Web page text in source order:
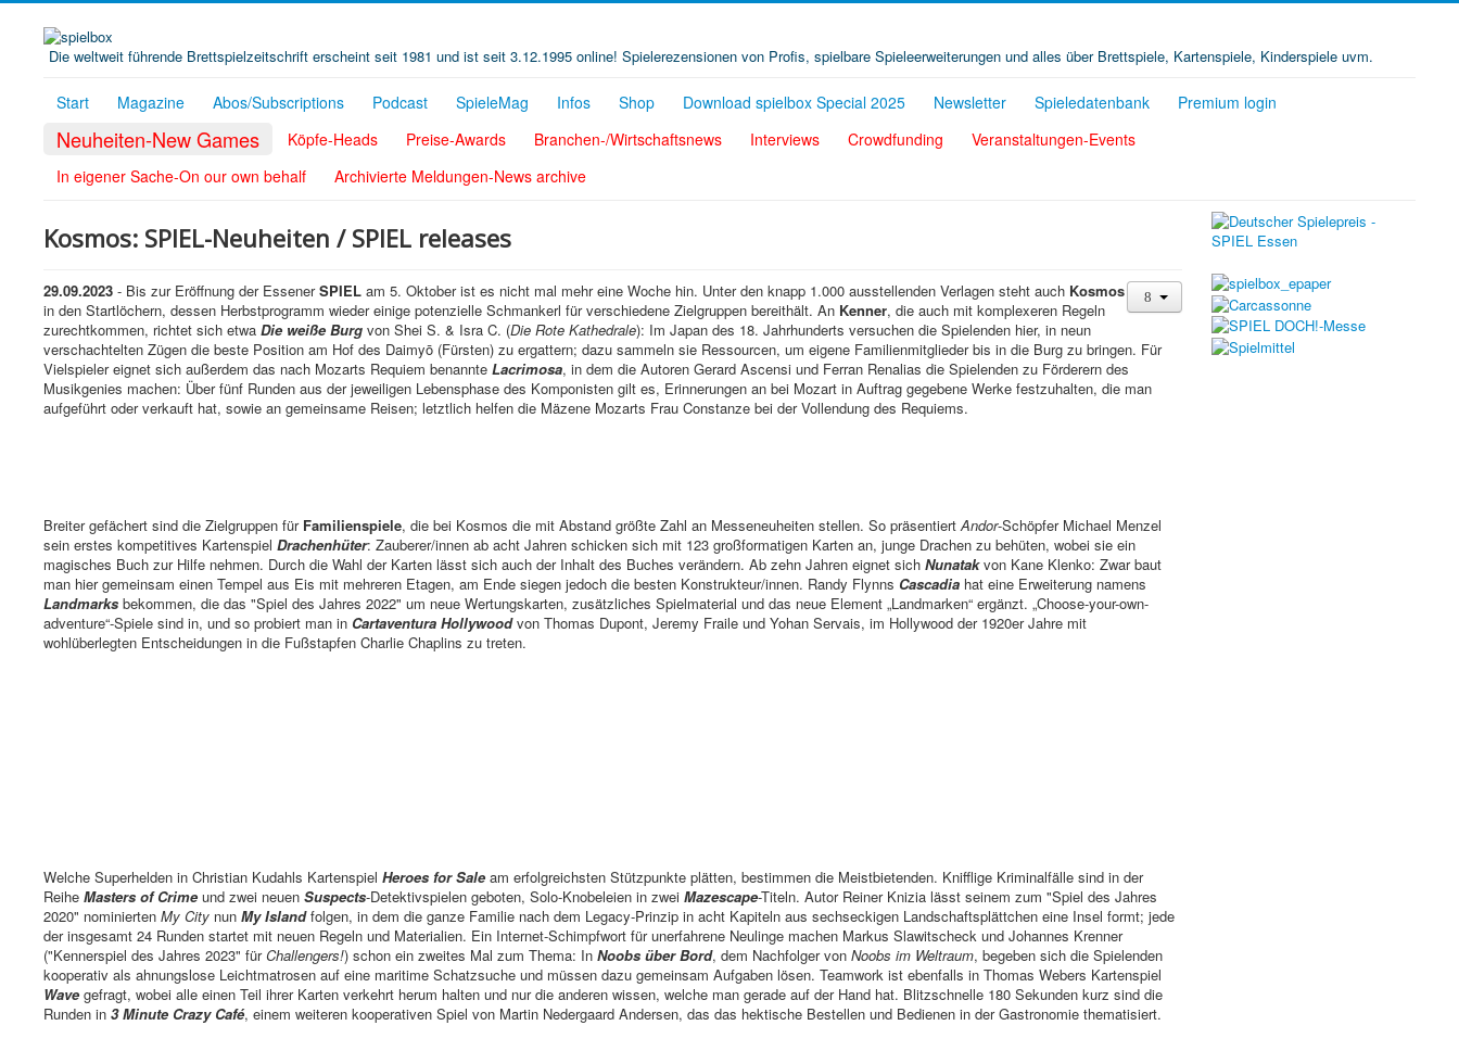
Die weltweit führende Brettspielzeitschrift erscheint seit 1981 und ist seit 3.12.1995 online! Spielerezensionen von Profis, spielbare Spieleerweiterungen und alles über Brettspiele, Kartenspiele, Kinderspiele uvm.
Start Magazine Abos/Subscriptions Podcast SpieleMag Infos Shop Download spielbox Special 2025 Newsletter Spieledatenbank Premium login
Neuheiten-New Games Köpfe-Heads Preise-Awards Branchen-/Wirtschaftsnews Interviews Crowdfunding
Veranstaltungen-Events
In eigener Sache-On our own behalf
Archivierte Meldungen-News archive
Kosmos: SPIEL-Neuheiten / SPIEL releases
29.09.2023 - Bis zur Eröffnung der EssenerSPIEL am 5. Oktober ist es nicht mal mehr eine Woche hin. Unter den knapp 1.000 ausstellenden Verlagen steht auch Kosmos
in den Startlöchern, dessen Herbstprogramm wieder einige potenzielle Schmankerl für verschiedene Zielgruppen bereithält. An Kenner, die auch mit komplexeren Regeln
zurechtkommen, richtet sich etwa Die weiße Burg von Shei S. & Isra C. (Die Rote Kathedrale): Im Japan des 18. Jahrhunderts versuchen die Spielenden hier, in neun
verschachtelten Zügen die beste Position am Hof des Daimyō (Fürsten) zu ergattern; dazu sammeln sie Ressourcen, um eigene Familienmitglieder bis in die Burg zu bringen. Für
Vielspieler eignet sich außerdem das nach Mozarts Requiem benannte Lacrimosa, in dem die Autoren Gerard Ascensi und Ferran Renalias die Spielenden zu Förderern des
Musikgenies machen: Über fünf Runden aus der jeweiligen Lebensphase des Komponisten gilt es, Erinnerungen an bei Mozart in Auftrag gegebene Werke festzuhalten, die man
aufgeführt oder verkauft hat, sowie an gemeinsame Reisen; letztlich helfen die Mäzene Mozarts Frau Constanze bei der Vollendung des Requiems.
Breiter gefächert sind die Zielgruppen für Familienspiele, die bei Kosmos die mit Abstand größte Zahl an Messeneuheiten stellen. So präsentiert Andor-Schöpfer Michael Menzel
sein erstes kompetitives Kartenspiel Drachenhüter: Zauberer/innen ab acht Jahren schicken sich mit 123 großformatigen Karten an, junge Drachen zu behüten, wobei sie ein
magisches Buch zur Hilfe nehmen. Durch die Wahl der Karten lässt sich auch der Inhalt des Buches verändern. Ab zehn Jahren eignet sich Nunatak von Kane Klenko: Zwar baut
man hier gemeinsam einen Tempel aus Eis mit mehreren Etagen, am Ende siegen jedoch die besten Konstrukteur/innen. Randy Flynns Cascadia hat eine Erweiterung namens
Landmarks bekommen, die das "Spiel des Jahres 2022" um neue Wertungskarten, zusätzliches Spielmaterial und das neue Element „Landmarken“ ergänzt. „Choose-your-own-
adventure“-Spiele sind in, und so probiert man in Cartaventura Hollywoodvon Thomas Dupont, Jeremy Fraile und Yohan Servais, im Hollywood der 1920er Jahre mit
wohlüberlegten Entscheidungen in die Fußstapfen Charlie Chaplins zu treten.
Welche Superhelden in Christian Kudahls Kartenspiel Heroes for Sale am erfolgreichsten Stützpunkte plätten, bestimmen die Meistbietenden. Knifflige Kriminalfälle sind in der
Reihe Masters of Crime und zwei neuen Suspects-Detektivspielen geboten, Solo-Knobeleien in zwei Mazescape-Titeln. Autor Reiner Knizia lässt seinem zum "Spiel des Jahres
2020" nominierten My City nun My Islandfolgen, in dem die ganze Familie nach dem Legacy-Prinzip in acht Kapiteln aus sechseckigen Landschaftsplättchen eine Insel formt; jede
der insgesamt 24 Runden startet mit neuen Regeln und Materialien. Ein Internet-Schimpfwort für unerfahrene Neulinge machen Markus Slawitscheck und Johannes Krenner
("Kennerspiel des Jahres 2023" fürChallengers!) schon ein zweites Mal zum Thema: In Noobs über Bord, dem Nachfolger von Noobs im Weltraum, begeben sich die Spielenden
kooperativ als ahnungslose Leichtmatrosen auf eine maritime Schatzsuche und müssen dazu gemeinsam Aufgaben lösen. Teamwork ist ebenfalls in Thomas Webers Kartenspiel
Wave gefragt, wobei alle einen Teil ihrer Karten verkehrt herum halten und nur die anderen wissen, welche man gerade auf der Hand hat. Blitzschnelle 180 Sekunden kurz sind die
Runden in 3 Minute Crazy Café, einem weiteren kooperativen Spiel von Martin Nedergaard Andersen, das das hektische Bestellen und Bedienen in der Gastronomie thematisiert.